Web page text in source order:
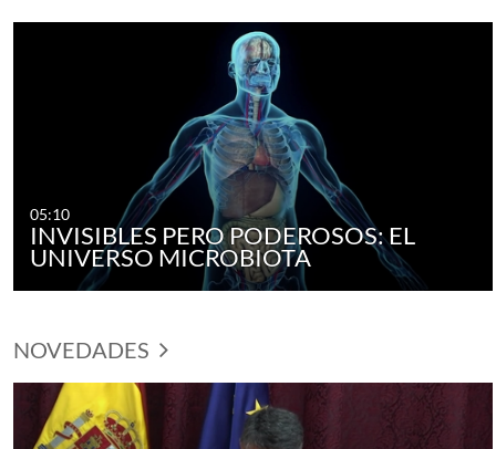
05:10
INVISIBLES PERO PODEROSOS: EL
UNIVERSO MICROBIOTA
NOVEDADES